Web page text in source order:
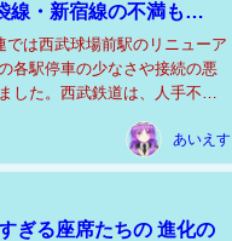
線・新宿線の不満も…
は西武球場前駅のリニューア
各駅停車の少なさや接続の悪
した。西武鉄道は、人手不足
あいえす
ぎる座席たちの 進化の